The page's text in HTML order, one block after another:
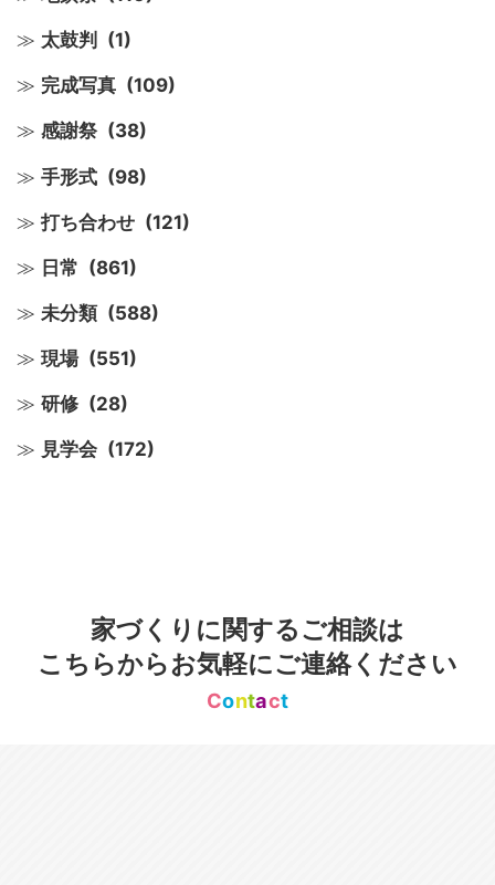
太鼓判 (1)
完成写真 (109)
感謝祭 (38)
手形式 (98)
打ち合わせ (121)
日常 (861)
未分類 (588)
現場 (551)
研修 (28)
見学会 (172)
家づくりに関するご相談は
こちらからお気軽にご連絡ください
Contact